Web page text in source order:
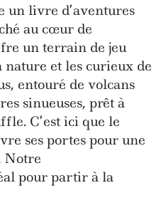
un livre d’aventures
au cœur de
un terrain de jeu
et les curieux de
entouré de volcans
sinueuses, prêt à
C’est ici que le
ses portes pour une
Notre
pour partir à la